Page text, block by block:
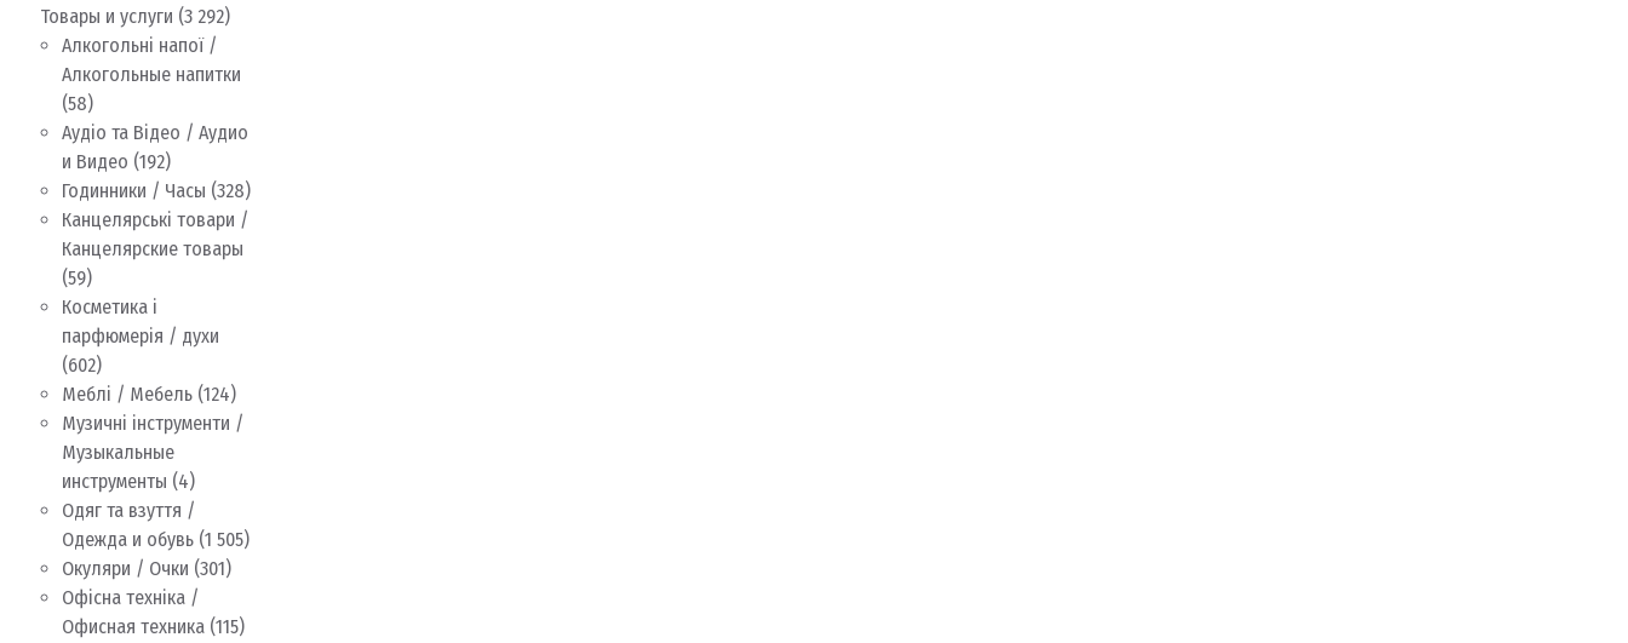
Товары и услуги (3 292)
Алкогольні напої /
Алкогольные напитки
(58)
Аудіо та Відео / Аудио
и Видео (192)
Годинники / Часы (328)
Канцелярські товари /
Канцелярские товары
(59)
Косметика і
парфюмерія / духи
(602)
Меблі / Мебель (124)
Музичні інструменти /
Музыкальные
инструменты (4)
Одяг та взуття /
Одежда и обувь (1 505)
Окуляри / Очки (301)
Офісна техніка /
Офисная техника (115)